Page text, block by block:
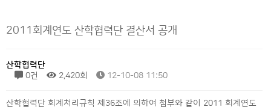
2011회계연도 산학협력단 결산서 공개
산학협력단
0건
2,420회 12-10-08 11:50
산학협력단 회계처리규칙 제36조에 의하여 첨부와 같이 2011 회계연도